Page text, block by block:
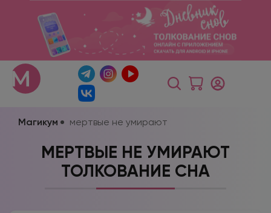
Магикум мертвые не умирают
МЕРТВЫЕ НЕ УМИРАЮТ
ТОЛКОВАНИЕ СНА